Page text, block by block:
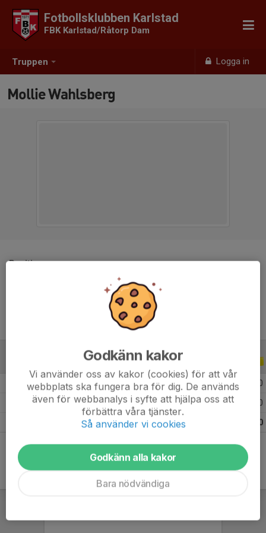
Truppen Logga in
Fotbollsklubben Karlstad
FBK Karlstad/Råtorp Dam
Mollie Wahlsberg
Position
-
24 år
ALLA ÅR
2026 6 0 0 0
9 0 0
0
Godkänn kakor
Vi använder oss av kakor (cookies) för att vår
webbplats ska fungera bra för dig. De används
även för webbanalys i syfte att hjälpa oss att
förbättra våra tjänster.
Så använder vi cookies
Godkänn alla kakor
Bara nödvändiga